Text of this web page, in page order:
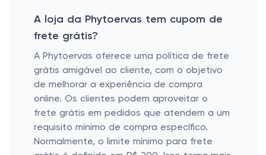
A loja da Phytoervas tem cupom de
frete grátis?
A Phytoervas oferece uma política de frete
grátis amigável ao cliente, com o objetivo
de melhorar a experiência de compra
online. Os clientes podem aproveitar o
frete grátis em pedidos que atendem a um
requisito mínimo de compra específico.
Normalmente, o limite mínimo para frete